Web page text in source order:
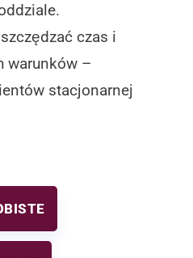
czas i
warunków –
stacjonarnej